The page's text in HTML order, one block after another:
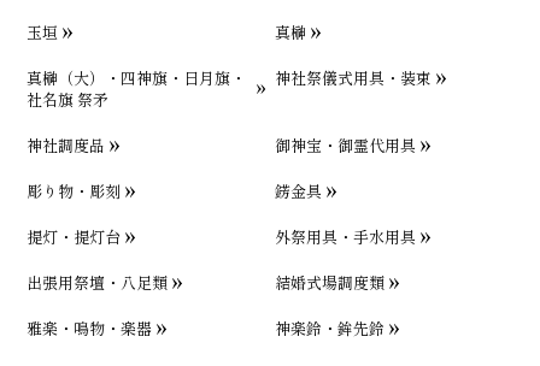
玉垣
真榊
真榊（大）・四神旗・日月旗・
社名旗 祭矛
神社祭儀式用具・装束
神社調度品
御神宝・御霊代用具
彫り物・彫刻
錺金具
提灯・提灯台
外祭用具・手水用具
出張用祭壇・八足類
結婚式場調度類
雅楽・鳴物・楽器
神楽鈴・鉾先鈴